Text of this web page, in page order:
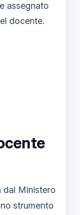
assegnato
docente.
dal Ministero
strumento